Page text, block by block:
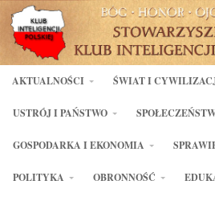
AKTUALNOŚCI ŚWIAT I
USTRÓJ I PAŃSTWO
GOSPODARKA I EKONOMIA
POLITYKA OBRONNOŚĆ